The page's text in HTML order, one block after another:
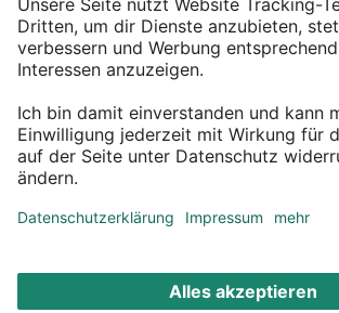
Service
Über DEPOT
Kontakt